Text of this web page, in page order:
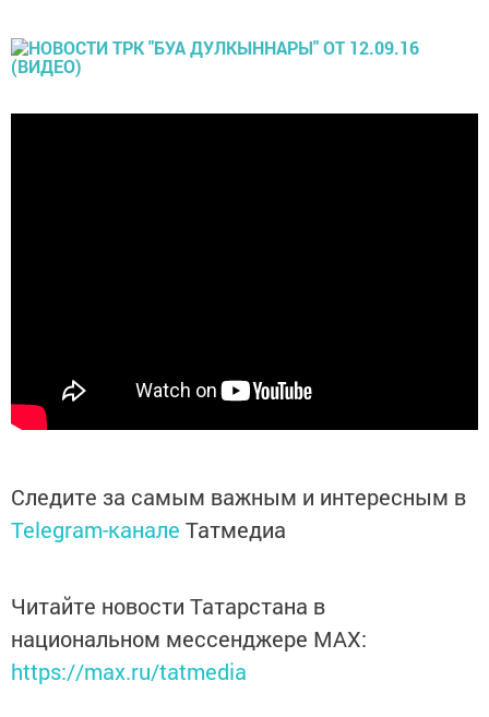
Следите за самым важным и интересным в
Telegram-канале Татмедиа
Читайте новости Татарстана в
национальном мессенджере MАХ:
https://max.ru/tatmedia